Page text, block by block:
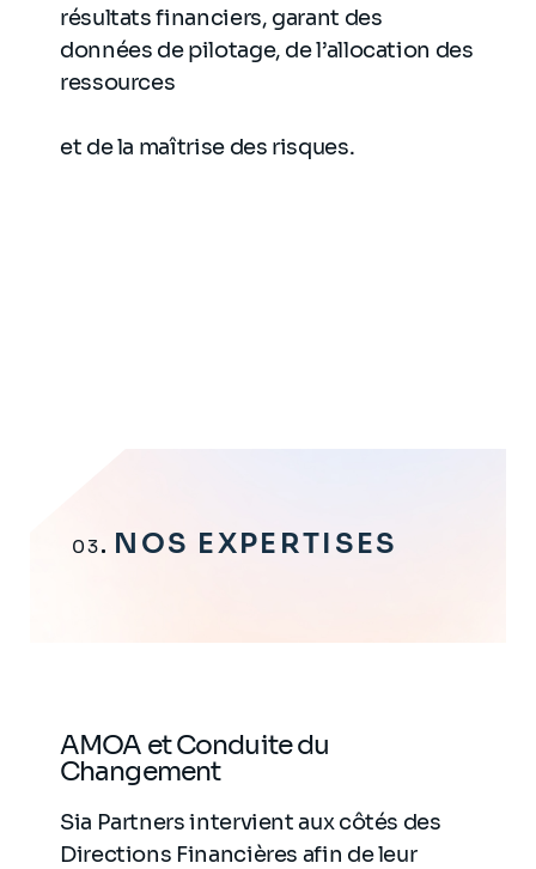
résultats financiers, garant des
données de pilotage, de l’allocation des
ressources
et de la maîtrise des risques.
03NOS EXPERTISES
AMOA et Conduite du
Changement
Sia Partners intervient aux côtés des
Directions Financières afin de leur